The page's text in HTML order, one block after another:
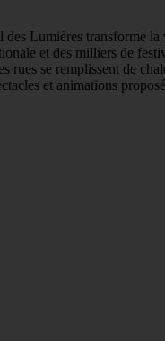
Lumières transforme
et des milliers de
rues se remplissent de
et animations